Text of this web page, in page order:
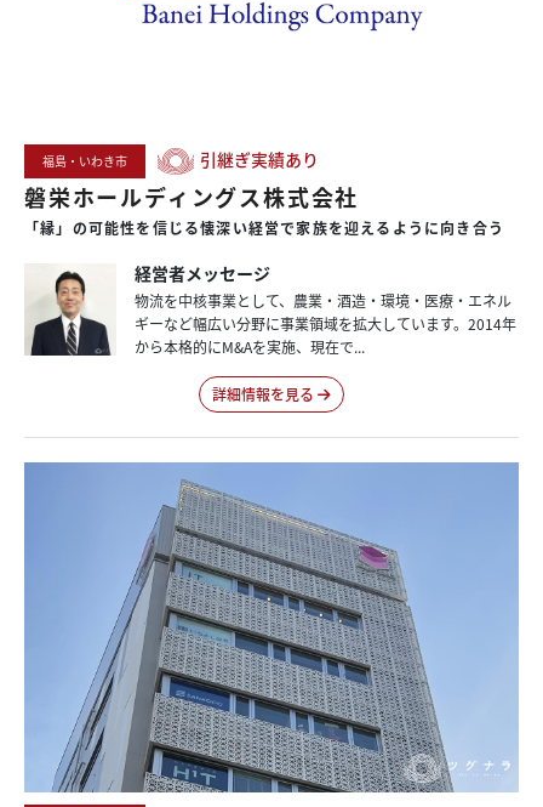
福島・いわき市 引継ぎ実績あり
磐栄ホールディングス株式会社
「縁」の可能性を信じる懐深い経営で家族を迎えるように向き合う
経営者メッセージ
物流を中核事業として、農業・酒造・環境・医療・エネル
ギーなど幅広い分野に事業領域を拡大しています。2014年
から本格的にM&Aを実施、現在で...
詳細情報を見る